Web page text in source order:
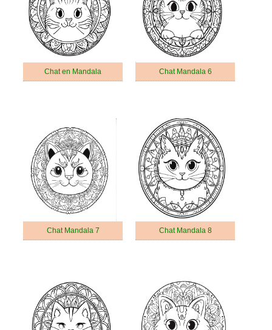
Chat en Mandala Chat Mandala 6
Chat Mandala 7 Chat Mandala 8